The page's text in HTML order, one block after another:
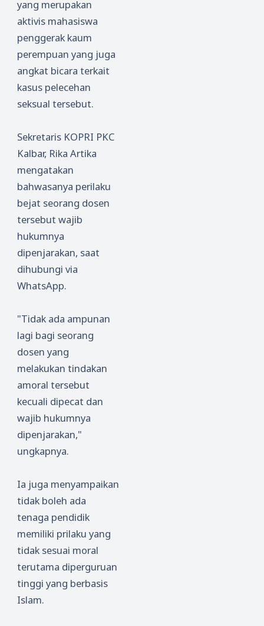
yang merupakan
aktivis mahasiswa
penggerak kaum
perempuan yang juga
angkat bicara terkait
kasus pelecehan
seksual tersebut.
Sekretaris KOPRI PKC
Kalbar, Rika Artika
mengatakan
bahwasanya perilaku
bejat seorang dosen
tersebut wajib
hukumnya
dipenjarakan, saat
dihubungi via
WhatsApp.
"Tidak ada ampunan
lagi bagi seorang
dosen yang
melakukan tindakan
amoral tersebut
kecuali dipecat dan
wajib hukumnya
dipenjarakan,"
ungkapnya.
Ia juga menyampaikan
tidak boleh ada
tenaga pendidik
memiliki prilaku yang
tidak sesuai moral
terutama diperguruan
tinggi yang berbasis
Islam.